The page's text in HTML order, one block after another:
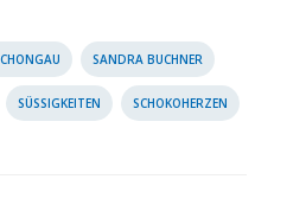
SANDRA BUCHNER
SÜSSIGKEITEN SCHOKOHERZEN